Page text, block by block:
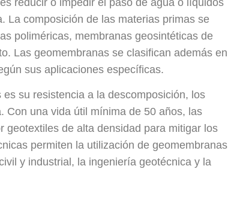
La composición de las materias primas se
poliméricas, membranas geosintéticas de
Las geomembranas se clasifican además en
sus aplicaciones específicas.
su resistencia a la descomposición, los
Con una vida útil mínima de 50 años, las
geotextiles de alta densidad para mitigar los
permiten la utilización de geomembranas
y industrial, la ingeniería geotécnica y la